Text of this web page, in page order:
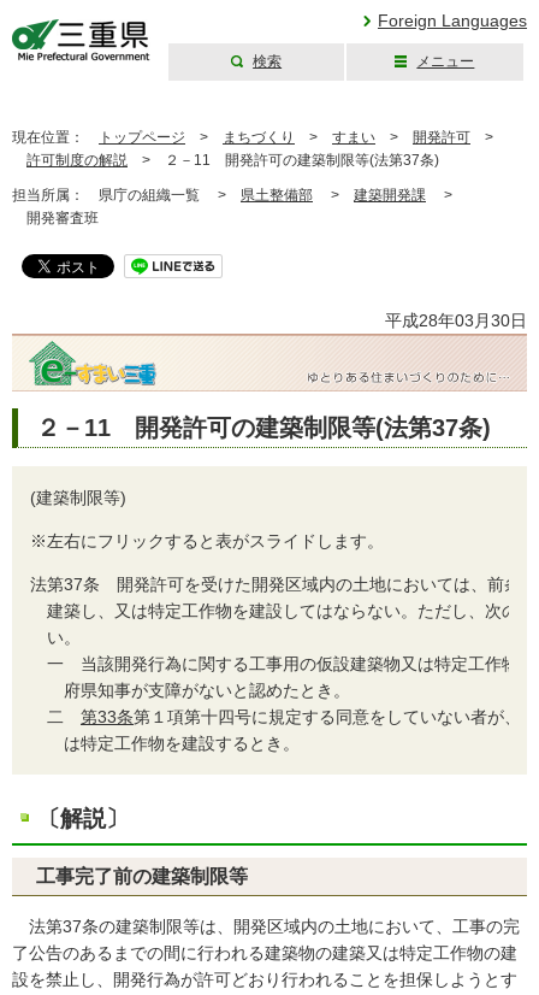
Foreign Languages
検索 メニュー
現在位置： トップページ > まちづくり > すまい > 開発許可 >
許可制度の解説 > ２－11 開発許可の建築制限等(法第37条)
担当所属： 県庁の組織一覧 > 県土整備部 > 建築開発課 >
開発審査班
平成28年03月30日
２－11 開発許可の建築制限等(法第37条)
(建築制限等)
※左右にフリックすると表がスライドします。
法第37条 開発許可を受けた開発区域内の土地においては、前条
建築し、又は特定工作物を建設してはならない。ただし、次の
い。
一 当該開発行為に関する工事用の仮設建築物又は特定工作物
府県知事が支障がないと認めたとき。
二
第33条第１項第十四号に規定する同意をしていない者が、
は特定工作物を建設するとき。
〔解説〕
工事完了前の建築制限等
法第37条の建築制限等は、開発区域内の土地において、工事の完
了公告のあるまでの間に行われる建築物の建築又は特定工作物の建
設を禁止し、開発行為が許可どおり行われることを担保しようとす